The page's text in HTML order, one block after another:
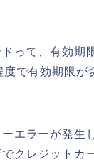
って、有効期
で有効期限が
エラーが発生
クレジットカ